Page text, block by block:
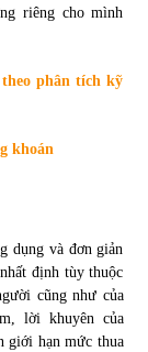
riêng cho mình
phân tích kỹ
khoán
dụng và đơn giản
định tùy thuộc
cũng như của
lời khuyên của
giới hạn mức thua